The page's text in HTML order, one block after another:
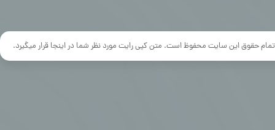
تمام حقوق این سایت محفوظ است. متن کپی رایت مورد نظر شما در اینجا قرار میگیرد.